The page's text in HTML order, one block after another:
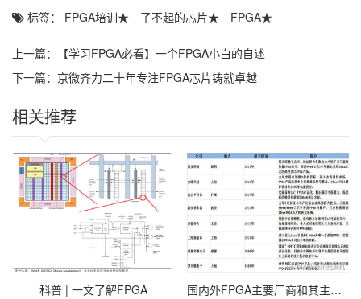
工软。合见工软现有产品已覆盖数字芯片EDA工具、系统级工具及
可测性设计全流程，并同时提供先进工艺高速互联IP的国产EDA公
司，为中国半导体企业提供了芯片硅前和硅后的高性能EDA工具和IP
解决方案。
就宣布打响技术反击战，将关键EDA工具免费开放试用。首期可免
费申请试用的软件包括：数字验证EDA、DFT全流程和系统级PCB
设计软件。
紧接着，就在今天，合见在上海召开了“2025合见工软新产品发布会
暨技术研讨会”，宣布下一代国产EDA技术的重大革新进展，并正式
发布了多款国产自主自研EDA及IP产品，并宣布其EDA和IP产品从简
单的国产化替代进阶到了国际标杆技术水平。EDA Research的分析
师，在现场深度接触了相关技术的内容。本文将重点阐述。
标签： FPGA培训★ 了不起的芯片★ FPGA★
上一篇：
【学习FPGA必看】一个FPGA小白的自述
下一篇： 京微齐力二十年专注FPGA芯片铸就卓越
相关推荐
科普 | 一文了解FPGA 国内外FPGA主要厂商和其主要芯片代表汇总